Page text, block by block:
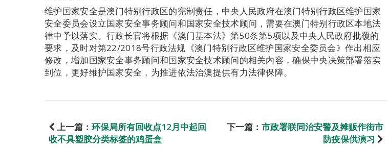
维护国家安全是澳门特别行政区的宪制责任，中央人民政府在澳门特别行政区维护国家
安全委员会设立国家安全事务顾问和国家安全技术顾问，需要在澳门特别行政区本地法
律中予以落实。行政长官将根据《澳门基本法》第50条第5项以及中央人民政府批覆的
要求，及时对第22/2018号行政法规《澳门特别行政区维护国家安全委员会》作出相应
修改，增加国家安全事务顾问和国家安全技术顾问的相关内容，确保中央决策部署落实
到位，更好维护国家安全，为推进依法治澳提供有力法律保障。
上一篇： 环保局所有回收点12月中起回
收不具塑胶分类标签的鸡蛋盒
下一篇： 市政署联同治安警及摊贩作街市
防疫保供演习